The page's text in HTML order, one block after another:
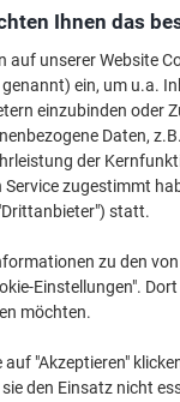
Ihnen das
auf unserer Website
genannt) ein, um u.a.
einzubinden oder
Daten,
der
Service zugestimmt
statt.
zu den
Einstellungen".
möchten.
auf "Akzeptieren"
den Einsatz nicht